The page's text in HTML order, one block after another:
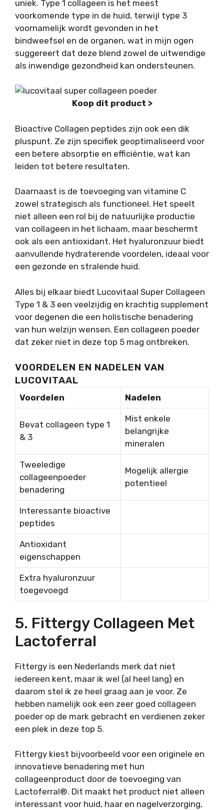
uniek. Type 1 collageen is het meest
voorkomende type in de huid, terwijl type 3
voornamelijk wordt gevonden in het
bindweefsel en de organen, wat in mijn ogen
suggereert dat deze blend zowel de uitwendige
als inwendige gezondheid kan ondersteunen.
Koop dit product >
Bioactive Collagen peptides zijn ook een dik
pluspunt. Ze zijn specifiek geoptimaliseerd voor
een betere absorptie en efficiëntie, wat kan
leiden tot betere resultaten.
Daarnaast is de toevoeging van vitamine C
zowel strategisch als functioneel. Het speelt
niet alleen een rol bij de natuurlijke productie
van collageen in het lichaam, maar beschermt
ook als een antioxidant. Het hyaluronzuur biedt
aanvullende hydraterende voordelen, ideaal voor
een gezonde en stralende huid.
Alles bij elkaar biedt Lucovitaal Super Collageen
Type 1 & 3 een veelzijdig en krachtig supplement
voor degenen die een holistische benadering
van hun welzijn wensen. Een collageen poeder
dat zeker niet in deze top 5 mag ontbreken.
VOORDELEN EN NADELEN VAN
LUCOVITAAL
Voordelen Nadelen
Bevat collageen type 1
& 3
Mist enkele
belangrijke
mineralen
Tweeledige
collageenpoeder
benadering
Mogelijk allergie
potentieel
Interessante bioactive
peptides
Antioxidant
eigenschappen
Extra hyaluronzuur
toegevoegd
5. Fittergy Collageen Met
Lactoferral
Fittergy is een Nederlands merk dat niet
iedereen kent, maar ik wel (al heel lang) en
daarom stel ik ze heel graag aan je voor. Ze
hebben namelijk ook een zeer goed collageen
poeder op de mark gebracht en verdienen zeker
een plek in deze top 5.
Fittergy kiest bijvoorbeeld voor een originele en
innovatieve benadering met hun
collageenproduct door de toevoeging van
Lactoferral®. Dit maakt het product niet alleen
interessant voor huid, haar en nagelverzorging,